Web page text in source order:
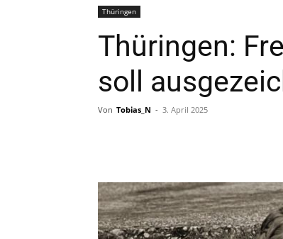
Thüringen
Thüringen:
soll
Von Tobias_N - 3. April 2025